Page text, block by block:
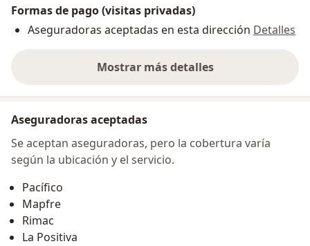
Formas de pago (visitas privadas)
Aseguradoras aceptadas en esta dirección Detalles
Mostrar más detalles
sobre la dirección
Aseguradoras aceptadas
Se aceptan aseguradoras, pero la cobertura varía
según la ubicación y el servicio.
Pacífico
Mapfre
Rimac
La Positiva